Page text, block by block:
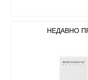
НЕДАВНО